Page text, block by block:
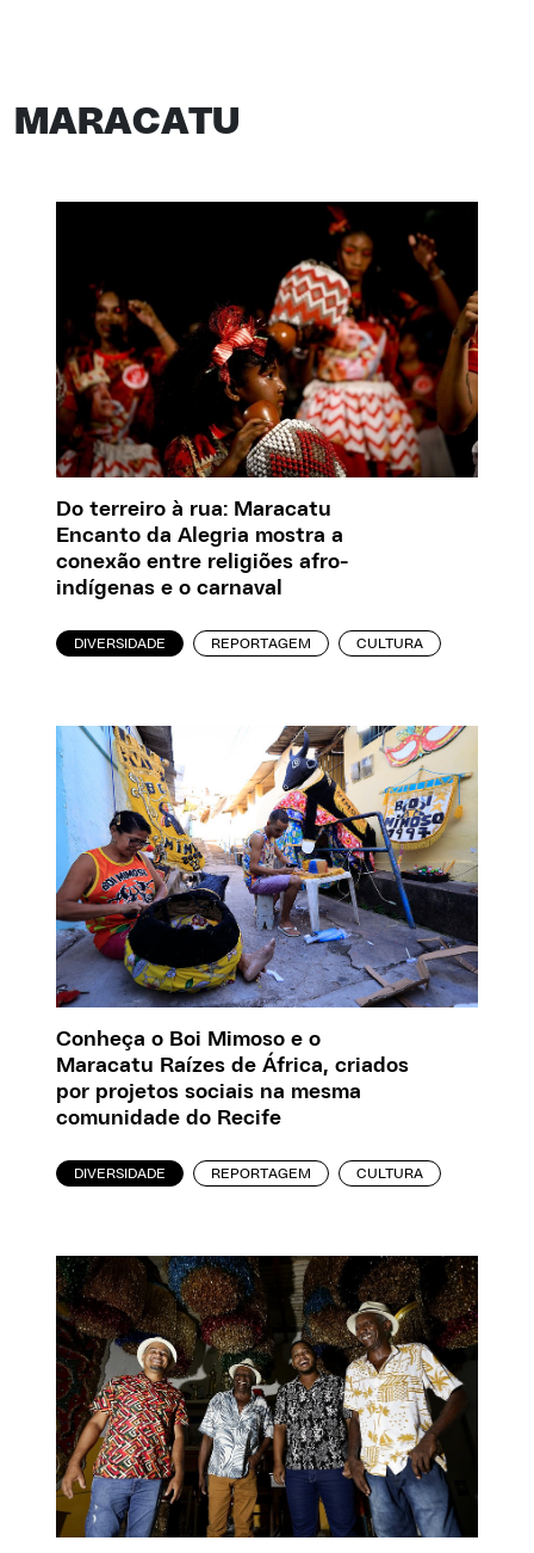
MARACATU
Do terreiro à rua: Maracatu
Encanto da Alegria mostra a
conexão entre religiões afro-
indígenas e o carnaval
DIVERSIDADE REPORTAGEM CULTURA
Conheça o Boi Mimoso e o
Maracatu Raízes de África, criados
por projetos sociais na mesma
comunidade do Recife
DIVERSIDADE REPORTAGEM CULTURA